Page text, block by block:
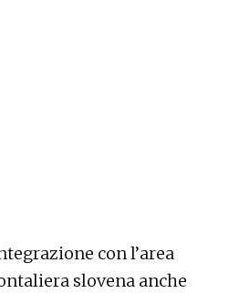
con l’area
slovena anche